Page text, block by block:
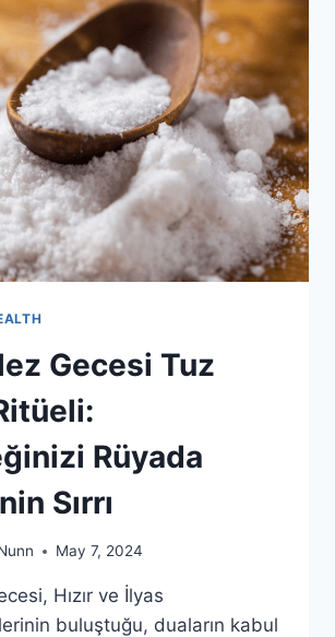
YAŞIYORSUNUZ?
VERTIGO
Gecesi Tuz
Rüyada
Sırrı
May 7, 2024
Hızır ve İlyas
buluştuğu, duaların kabul